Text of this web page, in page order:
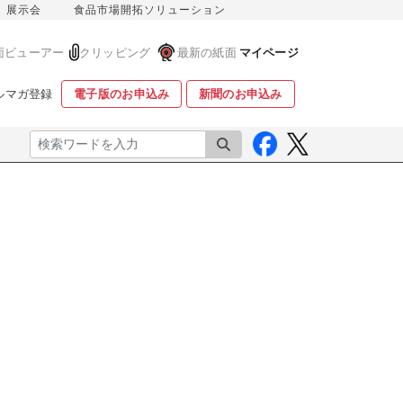
展示会 食品市場開拓ソリューション
ビューアー クリッピング 最新の紙面 マイページ
マガ登録 電子版のお申込み 新聞のお申込み
検索